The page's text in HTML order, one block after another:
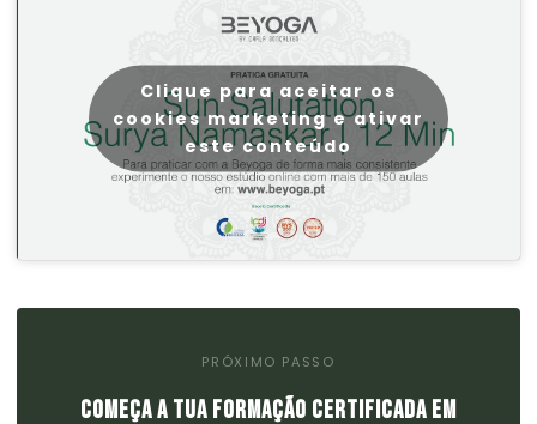
Clique para aceitar os
cookies marketing e ativar
este conteúdo
PRÓXIMO PASSO
COMEÇA A TUA FORMAÇÃO CERTIFICADA EM